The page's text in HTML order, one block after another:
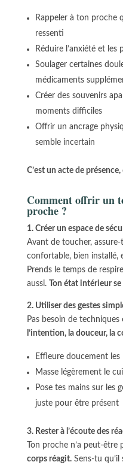
Rappeler à ton proche
ressenti
Réduire l’anxiété et les
Soulager certaines
médicaments
Créer des souvenirs
moments difficiles
Offrir un ancrage
semble incertain
C’est un acte de
Comment offrir un
proche ?
1. Créer un espace de
Avant de toucher,
confortable, bien installé,
Prends le temps de
aussi.
Ton état intérieur
2. Utiliser des gestes
Pas besoin de techniques
l’intention, la douceur, la
Effleure doucement les
Masse légèrement le
Pose tes mains sur les
juste pour être présent
3. Rester à l’écoute des
Ton proche n’a peut-
corps réagit.Sens-tu qu’il